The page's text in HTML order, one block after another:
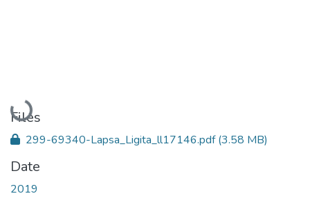
Loading...
Files
299-69340-Lapsa_Ligita_ll17146.pdf(3.58 MB)
Date
2019